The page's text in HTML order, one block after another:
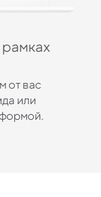
от вас
или